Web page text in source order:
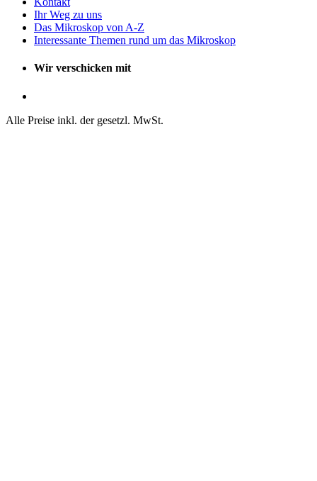
Ihr Weg zu uns
Das Mikroskop von A-Z
Interessante Themen rund um das Mikroskop
Wir verschicken mit
Alle Preise inkl. der gesetzl. MwSt.